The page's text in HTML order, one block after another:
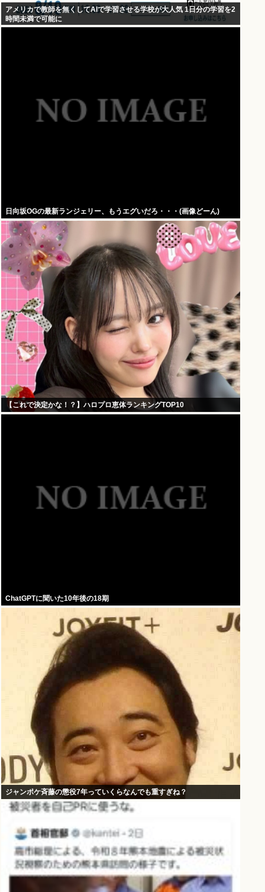
アメリカで教師を無くしてAIで学習させる学校が大人気 1日分の学習を2
時間未満で可能に
日向坂OGの最新ランジェリー、もうエグいだろ・・・(画像どーん)
【これで決定かな！？】ハロプロ恵体ランキングTOP10
ChatGPTに聞いた10年後の18期
ジャンポケ斉藤の懲役7年っていくらなんでも重すぎね？